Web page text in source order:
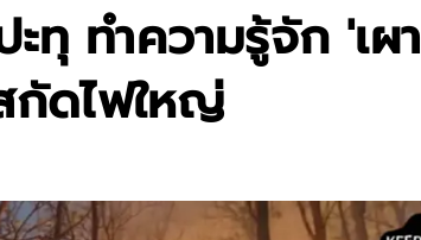
ทุ ทำความรู้จัก 'เผา
กัดไฟใหญ่